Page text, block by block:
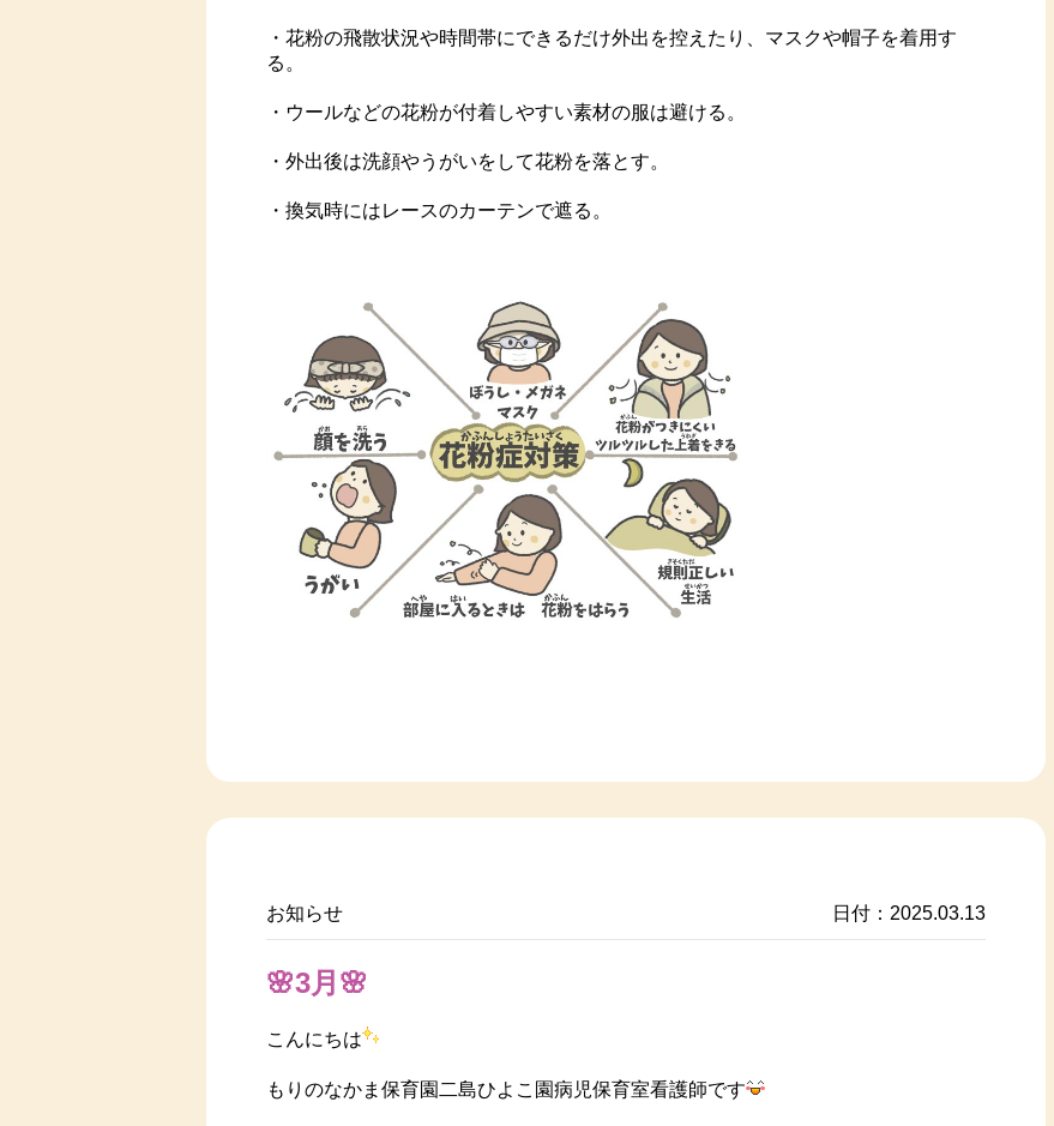
・花粉の飛散状況や時間帯にできるだけ外出を控えたり、マスクや帽子を着用す
る。
・ウールなどの花粉が付着しやすい素材の服は避ける。
・外出後は洗顔やうがいをして花粉を落とす。
・換気時にはレースのカーテンで遮る。
お知らせ 日付：2025.03.13
🌸3月🌸
こんにちは
もりのなかま保育園二島ひよこ園病児保育室看護師です